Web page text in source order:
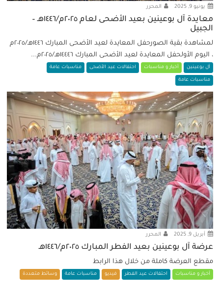
يونيو 9, 2025 المحرر
معايدة آل بوعينين بعيد الأضحى لعام ٢٠٢٥م/١٤٤٦هـ –
الجبيل
لمشاهدة بقية الصورحفل المعايدة لعيد الأضحى المبارك ١٤٤٦هـ/٢٠٢٥م
، اليوم الأولحفل المعايدة لعيد الأضحى المبارك ١٤٤٤٦هـ/٢٠٢٥م...
آل بوعينين أخبار و مناسبات احتفالات عيد الأضحى مناسبات عامة
مناسبات عامة
أبريل 9, 2025 المحرر
عرضة آل بوعينين بعيد الفطر المبارك ٢٠٢٥م/١٤٤٦هـ
مقطع العرضة كاملة من خلال هذا الرابط
أخبار و مناسبات احتفالات عيد الفطر فيديو مناسبات عامة وسائط متعددة